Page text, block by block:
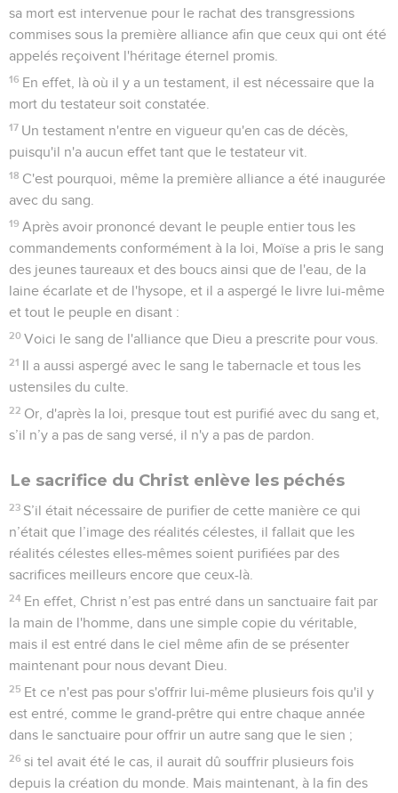
sa mort est intervenue pour le rachat des transgressions
commises sous la première alliance afin que ceux qui ont été
appelés reçoivent l'héritage éternel promis.
16 En effet, là où il y a un testament, il est nécessaire que la
mort du testateur soit constatée.
17 Un testament n'entre en vigueur qu'en cas de décès,
puisqu'il n'a aucun effet tant que le testateur vit.
18 C'est pourquoi, même la première alliance a été inaugurée
avec du sang.
19 Après avoir prononcé devant le peuple entier tous les
commandements conformément à la loi, Moïse a pris le sang
des jeunes taureaux et des boucs ainsi que de l'eau, de la
laine écarlate et de l'hysope, et il a aspergé le livre lui-même
et tout le peuple en disant :
20 Voici le sang de l'alliance que Dieu a prescrite pour vous.
21 Il a aussi aspergé avec le sang le tabernacle et tous les
ustensiles du culte.
22 Or, d'après la loi, presque tout est purifié avec du sang et,
s’il n’y a pas de sang versé, il n'y a pas de pardon.
Le sacrifice du Christ enlève les péchés
23 S’il était nécessaire de purifier de cette manière ce qui
n’était que l’image des réalités célestes, il fallait que les
réalités célestes elles-mêmes soient purifiées par des
sacrifices meilleurs encore que ceux-là.
24 En effet, Christ n’est pas entré dans un sanctuaire fait par
la main de l'homme, dans une simple copie du véritable,
mais il est entré dans le ciel même afin de se présenter
maintenant pour nous devant Dieu.
25 Et ce n'est pas pour s'offrir lui-même plusieurs fois qu'il y
est entré, comme le grand-prêtre qui entre chaque année
dans le sanctuaire pour offrir un autre sang que le sien ;
26 si tel avait été le cas, il aurait dû souffrir plusieurs fois
depuis la création du monde. Mais maintenant, à la fin des